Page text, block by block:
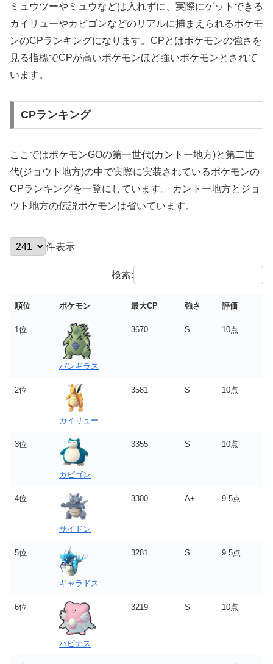
ミュウツーやミュウなどは入れずに、実際にゲットできる
カイリューやカビゴンなどのリアルに捕まえられるポケモ
ンのCPランキングになります。CPとはポケモンの強さを
見る指標でCPが高いポケモンほど強いポケモンとされて
います。
CPランキング
ここではポケモンGOの第一世代(カントー地方)と第二世
代(ジョウト地方)の中で実際に実装されているポケモンの
CPランキングを一覧にしています。 カントー地方とジョ
ウト地方の伝説ポケモンは省いています。
件表示
検索:
順位 ポケモン 最大CP 強さ 評価
1位
バンギラス
3670 S 10点
2位
カイリュー
3581 S 10点
3位
カビゴン
3355 S 10点
4位
サイドン
3300 A+ 9.5点
5位
ギャラドス
3281 S 9.5点
6位
ハピナス
3219 S 10点